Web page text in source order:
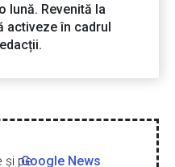
lună. Revenită la
activeze în cadrul
şi peGoogle News